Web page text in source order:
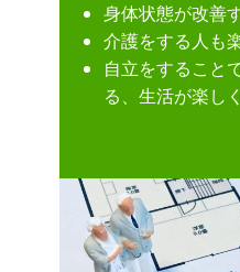
身体状態が改善
介護をする人も
自立をすること
る、生活が楽し